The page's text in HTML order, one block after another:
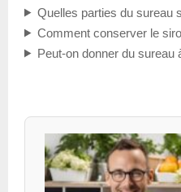
Quelles parties du sureau
Comment conserver le
Peut-on donner du sureau